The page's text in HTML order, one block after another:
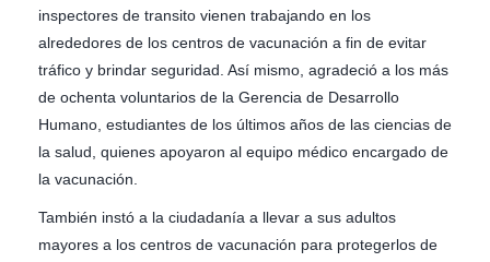
inspectores de transito vienen trabajando en los
alrededores de los centros de vacunación a fin de evitar
tráfico y brindar seguridad. Así mismo, agradeció a los más
de ochenta voluntarios de la Gerencia de Desarrollo
Humano, estudiantes de los últimos años de las ciencias de
la salud, quienes apoyaron al equipo médico encargado de
la vacunación.
También instó a la ciudadanía a llevar a sus adultos
mayores a los centros de vacunación para protegerlos de